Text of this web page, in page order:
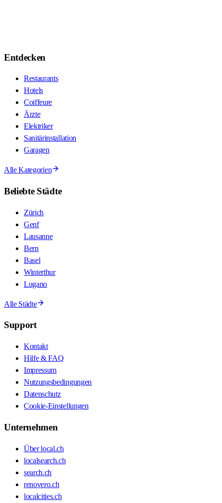
Entdecken
Restaurants
Hotels
Coiffeure
Ärzte
Elektriker
Sanitärinstallation
Garagen
Alle Kategorien
Beliebte Städte
Zürich
Genf
Lausanne
Bern
Basel
Winterthur
Lugano
Alle Städte
Support
Kontakt
Hilfe & FAQ
Impressum
Nutzungsbedingungen
Datenschutz
Cookie-Einstellungen
Unternehmen
Über local.ch
localsearch.ch
search.ch
renovero.ch
localcities.ch